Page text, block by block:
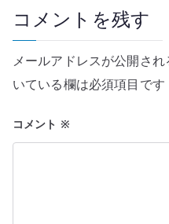
ー
シ
ョ
ン
コメントを残す
メールアドレスが公開され
いている欄は必須項目です
コメント ※